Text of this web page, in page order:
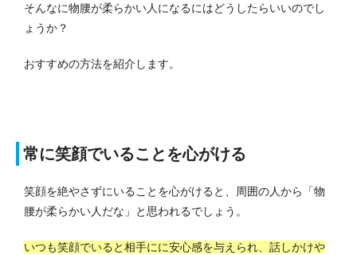
そんなに物腰が柔らかい人になるにはどうしたらいいのでし
ょうか？
おすすめの方法を紹介します。
常に笑顔でいることを心がける
笑顔を絶やさずにいることを心がけると、周囲の人から「物
腰が柔らかい人だな」と思われるでしょう。
いつも笑顔でいると相手にに安心感を与えられ、話しかけや